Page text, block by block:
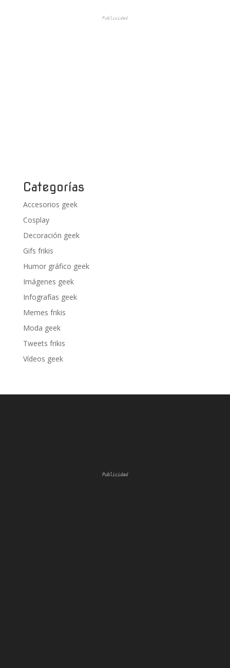
Publicidad
Categorías
Accesorios geek
Cosplay
Decoración geek
Gifs frikis
Humor gráfico geek
Imágenes geek
Infografías geek
Memes frikis
Moda geek
Tweets frikis
Vídeos geek
Publicidad